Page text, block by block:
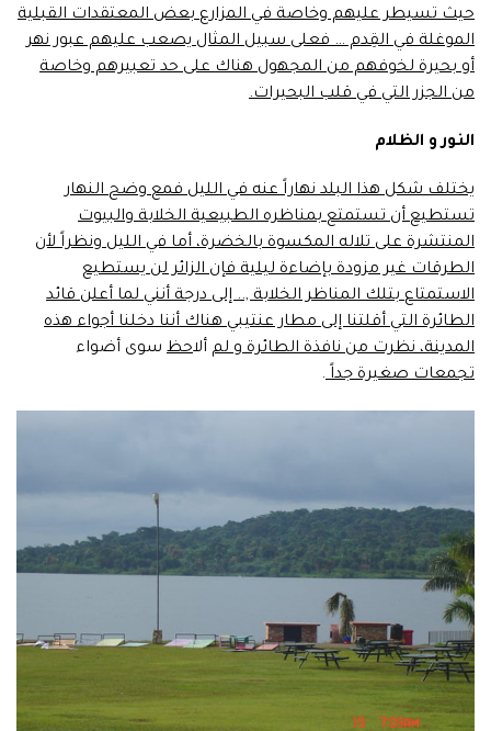
حيث تسيطر عليهم وخاصة في المزارع بعض المعتقدات القبلية
الموغلة في القِدم … فعلى سبيل المثال يصعب عليهم عبور نهر
أو بحيرة لخوفهم من المجهول هناك على حد تعبيرهم وخاصة
من الجزر التي في قلب البحيرات.
النور و الظلام
يختلف شكل هذا البلد نهاراً عنه في الليل فمع وضح النهار
تستطيع أن تستمتع بمناظره الطبيعية الخلابة والبيوت
المنتشرة على تلاله المكسوة بالخضرة، أما في الليل ونظراً لأن
الطرقات غير مزودة بإضاءة ليلية فإن الزائر لن يستطيع
الاستمتاع بتلك المناظر الخلابة ,.. إلى درجة أنني لما أعلن قائد
الطائرة التي أقلتنا إلى مطار عنتيبي هناك أننا دخلنا أجواء هذه
المدينة، نظرت من نافذة الطائرة و لم ألاحظ سوى أضواء
تجمعات صغيرة جداً.